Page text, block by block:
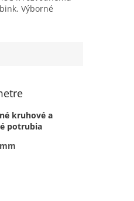
Výborné
kruhové a
potrubia